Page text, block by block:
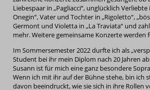
Liebespaar in „Pagliacci“, unglücklich Verliebte
Onegin“, Vater und Tochter in „Rigoletto“,
Germont und Violetta in „La Traviata“ und
mehr. Weitere gemeinsame Konzerte werden
Im Sommersemester 2022 durfte ich als
Student bei ihr mein Diplom nach 20 Jahren
Susann ist für mich eine ganz besondere
Wenn ich mit ihr auf der Bühne stehe, bin ich
davon beeindruckt, wie sie sich in ihre Rollen